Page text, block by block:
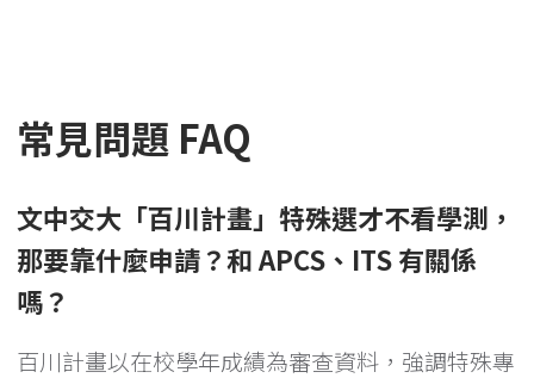
常見問題 FAQ
文中交大「百川計畫」特殊選才不看學測，
那要靠什麼申請？和 APCS、ITS 有關係
嗎？
百川計畫以在校學年成績為審查資料，強調特殊專